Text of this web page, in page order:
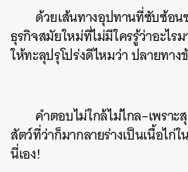
ด้วยเส้นทางอุปทานที่ซับซ้อน
ธุรกิจสมัยใหม่ที่ไม่มีใครรู้ว่าอะไร
ให้ทะลุปรุโปร่งดีไหมว่า ปลายทา
คำตอบไม่ใกล้ไม่ไกล–เพราะ
สัตว์ที่ว่าก็มากลายร่างเป็นเนื้อไก่ใ
นี่เอง!